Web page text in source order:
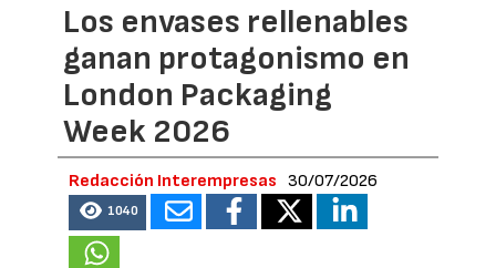
Los envases rellenables
ganan protagonismo en
London Packaging
Week 2026
Redacción Interempresas 30/07/2026
1040